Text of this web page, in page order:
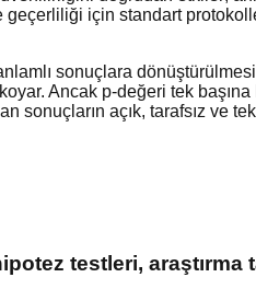
için standart
sonuçlara
Ancak p-değeri tek
sonuçların açık, tarafsız
testleri, araştırma